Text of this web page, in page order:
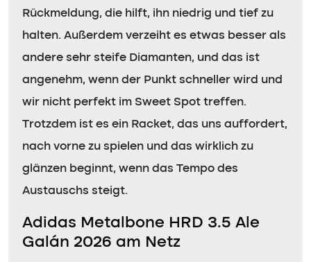
Rückmeldung, die hilft, ihn niedrig und tief zu
halten. Außerdem verzeiht es etwas besser als
andere sehr steife Diamanten, und das ist
angenehm, wenn der Punkt schneller wird und
wir nicht perfekt im Sweet Spot treffen.
Trotzdem ist es ein Racket, das uns auffordert,
nach vorne zu spielen und das wirklich zu
glänzen beginnt, wenn das Tempo des
Austauschs steigt.
Adidas Metalbone HRD 3.5 Ale
Galán 2026 am Netz